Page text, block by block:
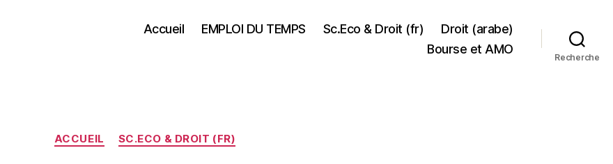
Accueil EMPLOI DU TEMPS Sc.Eco & Droit (fr)
Droit (arabe)
Bourse et AMO
Recherche
Catégories
ACCUEIL SC.ECO & DROIT (FR)